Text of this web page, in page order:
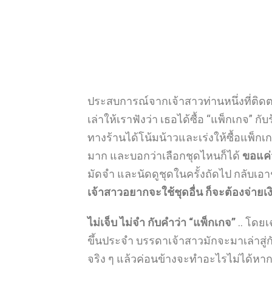
ประสบการณ์จากเจ้าสาวท่านหนึ่งที่ติด
เล่าให้เราฟังว่า เธอได้ซื้อ “แพ็กเกจ”
ทางร้านได้โน้มน้าวและเร่งให้ซื้อแพ็กเ
มาก และบอกว่าเลือกชุดไหนก็ได้ ขอแ
มัดจำ และนัดดูชุดในครั้งถัดไป กลับเอ
เจ้าสาวอยากจะใช้ชุดอื่น ก็จะต้องจ่ายเ
ไม่เจ็บ ไม่จำ กับคำว่า “แพ็กเกจ” .. โดย
ขึ้นประจำ บรรดาเจ้าสาวมักจะมาเล่า
จริง ๆ แล้วค่อนข้างจะทำอะไรไม่ได้ห